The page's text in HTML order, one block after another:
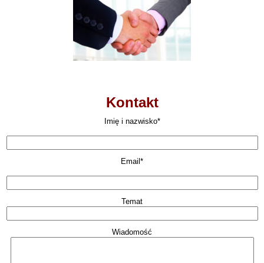
Kontakt
Imię i nazwisko*
Email*
Temat
Wiadomość